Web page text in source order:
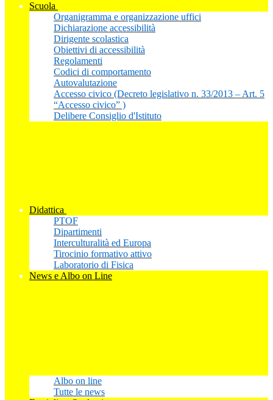
Scuola
Organigramma e organizzazione uffici
Dichiarazione accessibilità
Dirigente scolastica
Obiettivi di accessibilità
Regolamenti
Codici di comportamento
Autovalutazione
Accesso civico (Decreto legislativo n. 33/2013 – Art. 5
“Accesso civico” )
Delibere Consiglio d'Istituto
Didattica
PTOF
Dipartimenti
Interculturalità ed Europa
Tirocinio formativo attivo
Laboratorio di Fisica
News e Albo on Line
Albo on line
Tutte le news